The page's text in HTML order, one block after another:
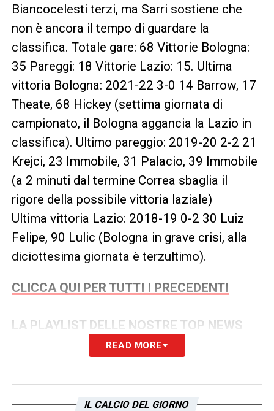
Biancocelesti terzi, ma Sarri sostiene che
non è ancora il tempo di guardare la
classifica. Totale gare: 68 Vittorie Bologna:
35 Pareggi: 18 Vittorie Lazio: 15. Ultima
vittoria Bologna: 2021-22 3-0 14 Barrow, 17
Theate, 68 Hickey (settima giornata di
campionato, il Bologna aggancia la Lazio in
classifica). Ultimo pareggio: 2019-20 2-2 21
Krejci, 23 Immobile, 31 Palacio, 39 Immobile
(a 2 minuti dal termine Correa sbaglia il
rigore della possibile vittoria laziale)
Ultima vittoria Lazio: 2018-19 0-2 30 Luiz
Felipe, 90 Lulic (Bologna in grave crisi, alla
diciottesima giornata è terzultimo).
CLICCA QUI PER TUTTI I PRECEDENTI
LA PLAYLIST DELLE NOSTRE TOP NEWS
READ MORE
IL CALCIO DEL GIORNO